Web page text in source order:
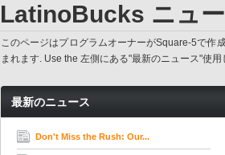
LatinoBucks ニュ
このページはプログラムオーナーがSquare-5で作
まれます. Use the 左側にある"最新のニュース"使
最新のニュース
Don't Miss the Rush: Our...